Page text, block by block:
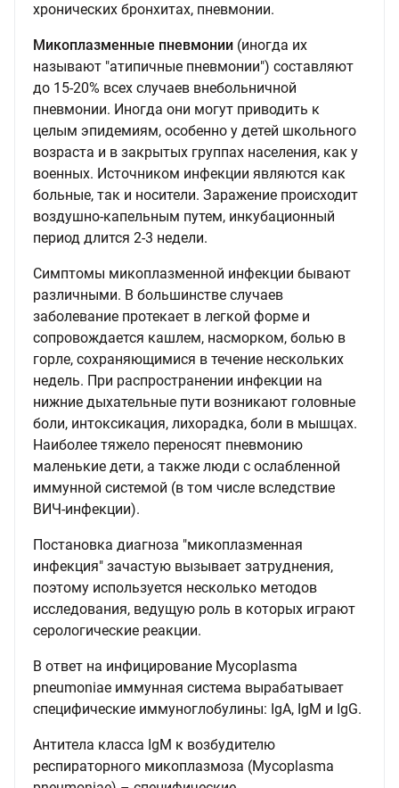
хронических бронхитах, пневмонии.
Микоплазменные пневмонии (иногда их
называют "атипичные пневмонии") составляют
до 15-20% всех случаев внебольничной
пневмонии. Иногда они могут приводить к
целым эпидемиям, особенно у детей школьного
возраста и в закрытых группах населения, как у
военных. Источником инфекции являются как
больные, так и носители. Заражение происходит
воздушно-капельным путем, инкубационный
период длится 2-3 недели.
Симптомы микоплазменной инфекции бывают
различными. В большинстве случаев
заболевание протекает в легкой форме и
сопровождается кашлем, насморком, болью в
горле, сохраняющимися в течение нескольких
недель. При распространении инфекции на
нижние дыхательные пути возникают головные
боли, интоксикация, лихорадка, боли в мышцах.
Наиболее тяжело переносят пневмонию
маленькие дети, а также люди с ослабленной
иммунной системой (в том числе вследствие
ВИЧ-инфекции).
Постановка диагноза "микоплазменная
инфекция" зачастую вызывает затруднения,
поэтому используется несколько методов
исследования, ведущую роль в которых играют
серологические реакции.
В ответ на инфицирование Mycoplasma
pneumoniae иммунная система вырабатывает
специфические иммуноглобулины: IgA, IgM и IgG.
Антитела класса IgM к возбудителю
респираторного микоплазмоза (Mycoplasma